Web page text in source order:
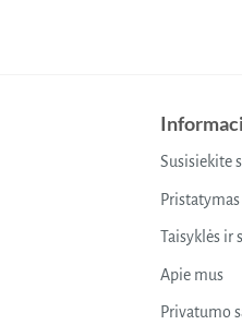
Susisiekite
Pristatymas
Taisyklės ir
Apie mus
Privatumo